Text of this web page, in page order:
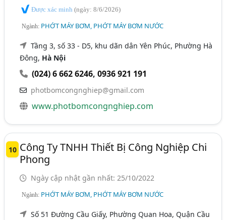
Được xác minh(ngày: 8/6/2026)
Ngành: PHỚT MÁY BƠM, PHỚT MÁY BƠM NƯỚC
Tầng 3, số 33 - D5, khu dãn dân Yên Phúc, Phường Hà
Đông, Hà Nội
(024) 6 662 6246,0936 921 191
photbomcongnghiep@gmail.com
www.photbomcongnghiep.com
10 Công Ty TNHH Thiết Bị Công Nghiệp Chi
Phong
Ngày cập nhật gần nhất: 25/10/2022
Ngành: PHỚT MÁY BƠM, PHỚT MÁY BƠM NƯỚC
Số 51 Đường Cầu Giấy, Phường Quan Hoa, Quận Cầu